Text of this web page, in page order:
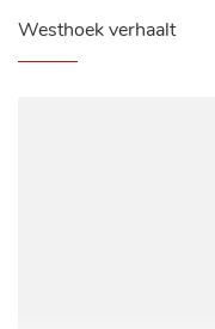
Westhoek verhaalt